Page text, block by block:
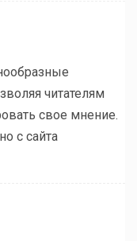
читателям
свое мнение.
с сайта